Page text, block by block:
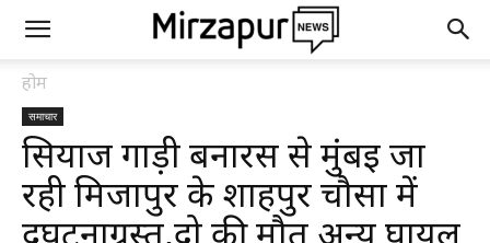
होम
समाचार
सियाज गाड़ी बनारस से मुंबई जा
रही मिर्जापुर के शाहपुर चौसा में
दुर्घटनाग्रस्त,दो की मौत अन्य घायल